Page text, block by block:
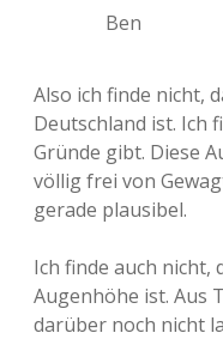
Ben
Also ich finde nicht,
Deutschland ist. Ich
Gründe gibt. Diese
völlig frei von
gerade plausibel.
Ich finde auch nicht,
Augenhöhe ist. Aus
darüber noch nicht